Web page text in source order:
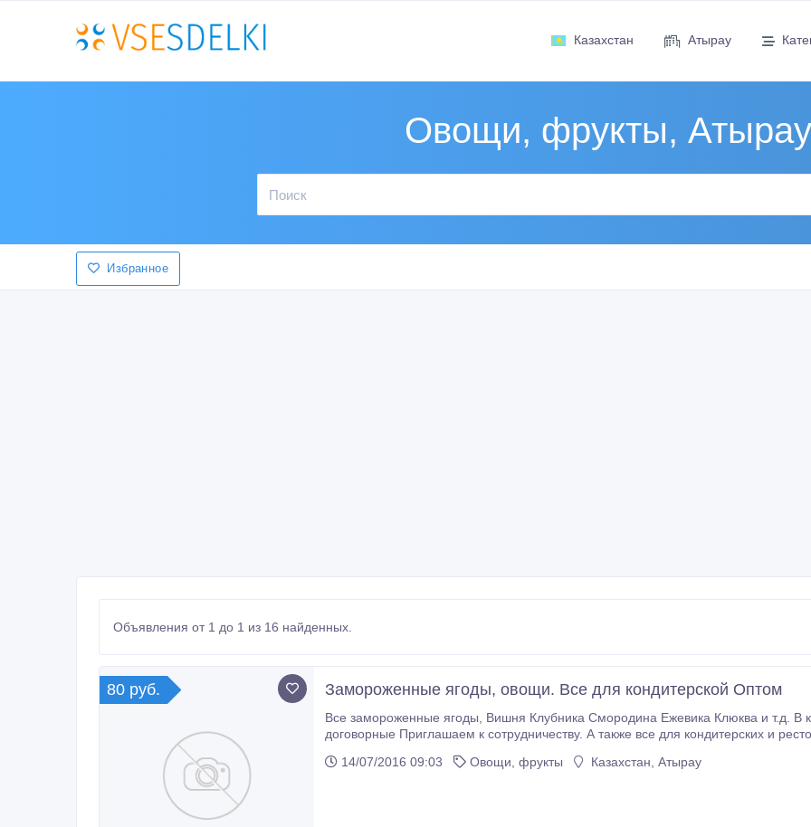
Казахстан Атырау
Овощи, фрукты, Атырау
Избранное
Объявления от 1 до 1 из 16 найденных.
80 руб. Замороженные ягоды, овощи. Все для кондитерской Оптом
Все замороженные ягоды, Вишня Клубника Смородина Ежевика Клюква и т.д. В коробках по 10кг. Оптом. Крупным оптом.Цены
договорные Приглашаем к сотрудничеству. А также все для кондитерских и ресторанов. Мы находимся в Астрахани.
14/07/2016 09:03
Овощи, фрукты Казахстан, Атырау